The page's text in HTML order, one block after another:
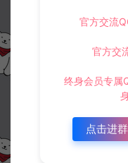
资源下载
官方交流
官方交
终身会员专属
点击进群